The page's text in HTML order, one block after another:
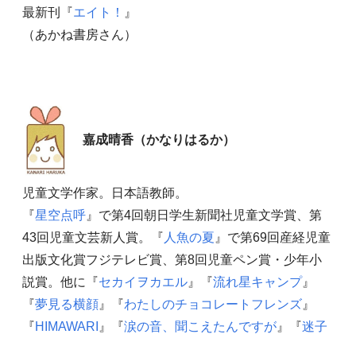
最新刊『エイト！
』
（あかね書房さん）
嘉成晴香（かなりはるか）
児童文学作家。日本語教師。
『星空点呼』で第4回朝日学生新聞社児童文学賞、第
43回児童文芸新人賞。『 人魚の夏 』で第69回産経児童
出版文化賞フジテレビ賞、第8回児童ペン賞・少年小
説賞。他に『セカイヲカエル』『流れ星キャンプ』
『夢見る横顔』『わたしのチョコレートフレンズ』
『HIMAWARI 』『涙の音、聞こえたんですが』『迷子